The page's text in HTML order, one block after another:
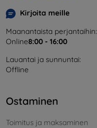
Kirjoita meille
Maanantaista perjantaihin:
Online8:00 - 16:00
Lauantai ja sunnuntai:
Offline
Ostaminen
Toimitus ja maksaminen